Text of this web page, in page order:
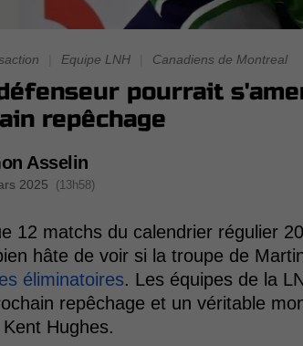
Equipe LNH Canadiens de Montreal
pourrait
repêchage
Asselin
2025 (13h58)
12 matchs du calendrier régulier
hâte de voir si la troupe de
éliminatoires. Les équipes de la
repêchage et un véritable
Hughes.